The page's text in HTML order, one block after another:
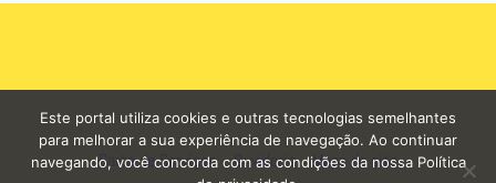
Carta de Serviços Ouvidoria Mapa do site
Este portal utiliza cookies e outras tecnologias semelhantes
para melhorar a sua experiência de navegação. Ao continuar
navegando, você concorda com as condições da nossa Política